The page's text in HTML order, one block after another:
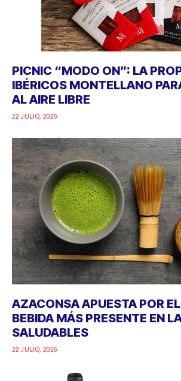
PICNIC “MODO ON”: LA
IBÉRICOS MONTELLANO
AL AIRE LIBRE
22 JULIO, 2026
AZACONSA APUESTA POR
BEBIDA MÁS PRESENTE EN
SALUDABLES
22 JULIO, 2026